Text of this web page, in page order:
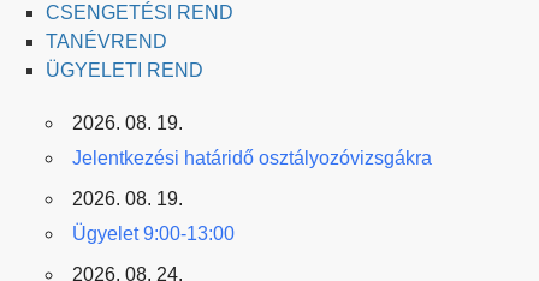
CSENGETÉSI REND
TANÉVREND
ÜGYELETI REND
2026. 08. 19.
Jelentkezési határidő osztályozóvizsgákra
2026. 08. 19.
Ügyelet 9:00-13:00
2026. 08. 24.